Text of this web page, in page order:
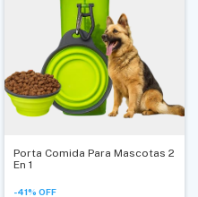
Porta Comida Para Mascotas 2
En 1
-41% OFF